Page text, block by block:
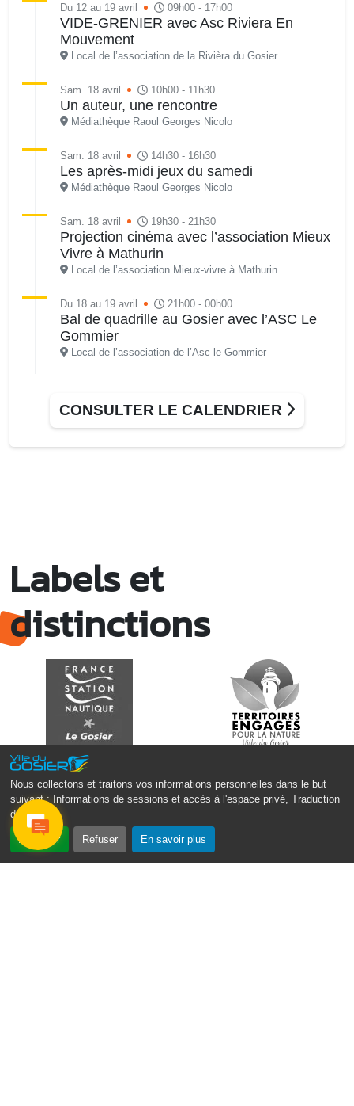
Nous collectons et traitons vos informations personnelles dans le but
suivant :
Informations de sessions et accès à l'espace privé, Traduction
des pages .
Accepter Refuser En savoir plus
Du 12 au 19 avril 09h00 - 17h00
VIDE-GRENIER avec Asc Riviera En
Mouvement
Local de l’association de la Rivièra du Gosier
Sam. 18 avril 10h00 - 11h30
Un auteur, une rencontre
Médiathèque Raoul Georges Nicolo
Sam. 18 avril 14h30 - 16h30
Les après-midi jeux du samedi
Médiathèque Raoul Georges Nicolo
Sam. 18 avril 19h30 - 21h30
Projection cinéma avec l’association Mieux
Vivre à Mathurin
Local de l’association Mieux-vivre à Mathurin
Du 18 au 19 avril 21h00 - 00h00
Bal de quadrille au Gosier avec l’ASC Le
Gommier
Local de l’association de l’Asc le Gommier
Le Bus France Services à votre service
Siège de la Riviera du Levant
Mer. 22 avril 09h30 - 17h00
codage, jeux vidéo
Médiathèque Raoul Georges Nicolo
Jeu. 23 avril
Journée d’animation au RPE LAEP de
Montauban
RPE LAEP de Montauban – Rue de l’Atlantique, Le
Gosier
CONSULTER LE CALENDRIER
Labels et
distinctions